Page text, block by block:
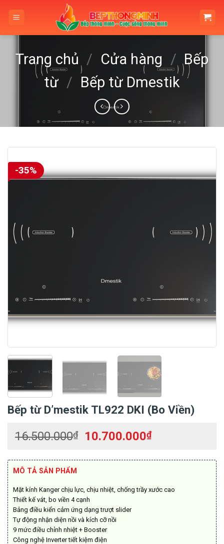
Trang chủ / Cửa hàng / Bếp
từ / Bếp từ Dmestik
-35%
Bếp từ D’mestik TL922 DKI (Bo Viền)
16.500.000₫
Giá
là:
10.700.000₫Giá
tại
10.700.000₫.
MÔ TẢ SẢN PHẨM
Mặt kính Kanger chịu lực, chịu nhiệt, chống trầy xước cao
Thiết kế vát, bo viền 4 cạnh
Bảng điều kiển cảm ứng dạng trượt slider
Tự động nhận diện nồi và kích cỡ nồi
9 mức điều chỉnh nhiệt + Booster
Công nghệ Inverter tiết kiệm điện